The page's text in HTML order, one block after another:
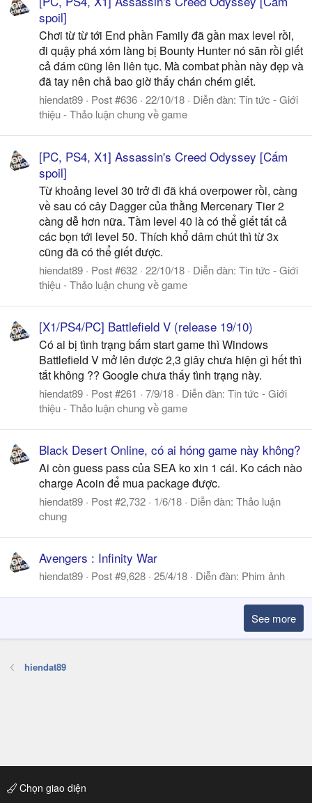
spoil]
Chơi từ từ tới End phần Family đã gần max level rồi,
đi quậy phá xóm làng bị Bounty Hunter nó săn rồi giết
cả đám cũng lên liên tục. Mà combat phần này đẹp và
đã tay nên chả bao giờ thấy chán chém giết.
hiendat89 Post #636 22/10/18 Diễn đàn: Tin tức - Giới
thiệu - Thảo luận chung về game
[PC, PS4, X1] Assassin's Creed Odyssey [Cấm
spoil]
Từ khoảng level 30 trở đi đã khá overpower rồi, càng
về sau có cây Dagger của thằng Mercenary Tier 2
càng dễ hơn nữa. Tầm level 40 là có thể giết tất cả
các bọn tới level 50. Thích khổ dâm chút thì từ 3x
cũng đã có thể giết được.
hiendat89 Post #632 22/10/18 Diễn đàn: Tin tức - Giới
thiệu - Thảo luận chung về game
[X1/PS4/PC] Battlefield V (release 19/10)
Có ai bị tình trạng bấm start game thì Windows
Battlefield V mở lên được 2,3 giây chưa hiện gì hết thì
tắt không ?? Google chưa thấy tình trạng này.
hiendat89 Post #261 7/9/18 Diễn đàn: Tin tức - Giới
thiệu - Thảo luận chung về game
Black Desert Online, có ai hóng game này không?
Ai còn guess pass của SEA ko xin 1 cái. Ko cách nào
charge Acoin để mua package được.
hiendat89 Post #2,732 1/6/18 Diễn đàn: Thảo luận
chung
Avengers : Infinity War
hiendat89 Post #9,628 25/4/18 Diễn đàn: Phim ảnh
See more
hiendat89
Chọn giao diện